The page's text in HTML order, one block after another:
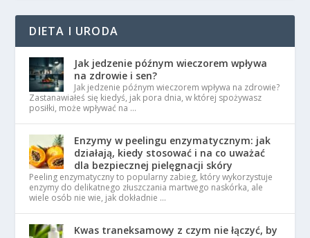
DIETA I URODA
Jak jedzenie późnym wieczorem wpływa
na zdrowie i sen?
Jak jedzenie późnym wieczorem wpływa na zdrowie?
Zastanawiałeś się kiedyś, jak pora dnia, w której spożywasz
posiłki, może wpływać na …
Enzymy w peelingu enzymatycznym: jak
działają, kiedy stosować i na co uważać
dla bezpiecznej pielęgnacji skóry
Peeling enzymatyczny to popularny zabieg, który wykorzystuje
enzymy do delikatnego złuszczania martwego naskórka, ale
wiele osób nie wie, jak dokładnie …
Kwas traneksamowy z czym nie łączyć, by